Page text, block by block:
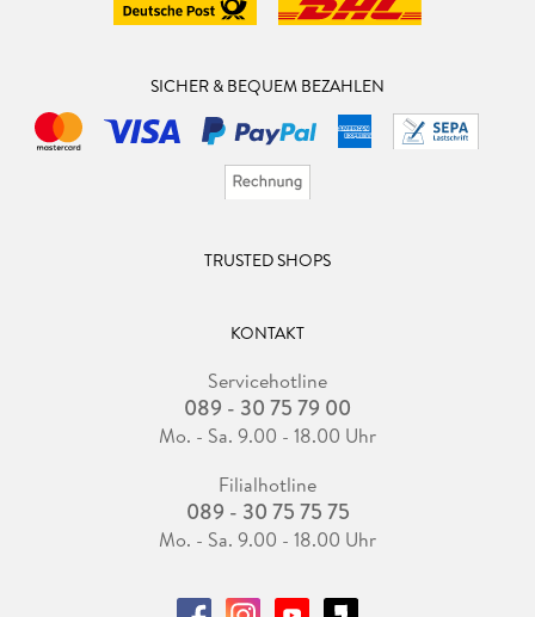
SICHER & BEQUEM BEZAHLEN
TRUSTED SHOPS
KONTAKT
Servicehotline
089 - 30 75 79 00
Mo. - Sa. 9.00 - 18.00 Uhr
Filialhotline
089 - 30 75 75 75
Mo. - Sa. 9.00 - 18.00 Uhr